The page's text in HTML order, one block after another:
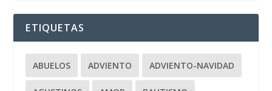
ETIQUETAS
ABUELOS ADVIENTO ADVIENTO-NAVIDAD